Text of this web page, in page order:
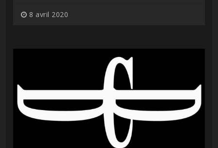
8 avril 2020